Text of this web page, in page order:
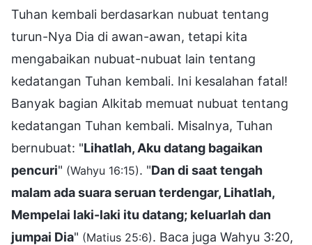
Tuhan kembali berdasarkan nubuat tentang
turun-Nya Dia di awan-awan, tetapi kita
mengabaikan nubuat-nubuat lain tentang
kedatangan Tuhan kembali. Ini kesalahan fatal!
Banyak bagian Alkitab memuat nubuat tentang
kedatangan Tuhan kembali. Misalnya, Tuhan
bernubuat: "Lihatlah, Aku datang bagaikan
pencuri" (Wahyu 16:15). "Dan di saat tengah
malam ada suara seruan terdengar, Lihatlah,
Mempelai laki-laki itu datang; keluarlah dan
jumpai Dia" (Matius 25:6). Baca juga Wahyu 3:20,